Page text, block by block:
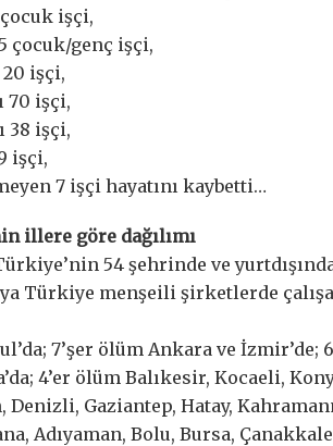
çocuk işçi,
5 çocuk/genç işçi,
20 işçi,
70 işçi,
38 işçi,
işçi,
7 işçi hayatını kaybetti…
illere göre dağılımı
54 şehrinde ve
Türkiye menşeili şirketlerde
7’şer ölüm Ankara ve İzmir’de;
4’er ölüm Balıkesir, Kocaeli,
Denizli, Gaziantep, Hatay,
Adıyaman, Bolu, Bursa,